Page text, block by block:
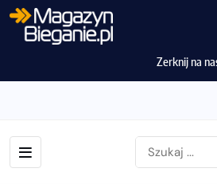
Zerknij na